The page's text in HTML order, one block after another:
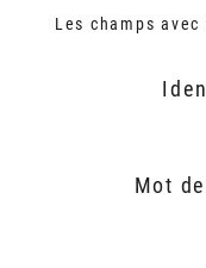
Les champs
Mot